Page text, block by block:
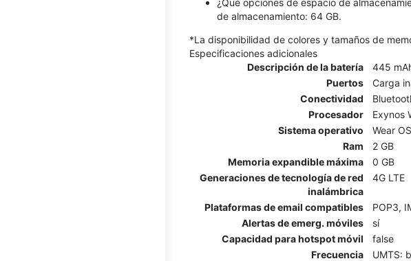
de almacenamiento: 64 GB.
*La disponibilidad de colores y tamaños de
Especificaciones adicionales
Descripción de la batería
445
Puertos
Carga
Conectividad
Procesador
Exynos
Sistema operativo
Wear OS
Ram
2 GB
Memoria expandible máxima
0 GB
Generaciones de tecnología de red
inalámbrica
4G LTE
Plataformas de email compatibles
POP3,
Alertas de emerg. móviles
sí
Capacidad para hotspot móvil
false
Frecuencia
UMTS: